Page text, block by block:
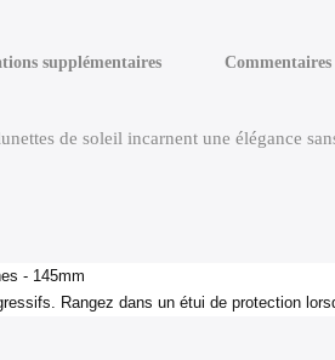
supplémentaires Commentaires
de soleil incarnent une élégance
- 145mm
Rangez dans un étui de protection